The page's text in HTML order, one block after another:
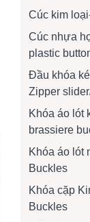
Cúc kim
Cúc nhựa
plastic
Đầu khóa
Zipper
Khóa áo lót
brassiere
Khóa áo lót
Buckles
Khóa cặp
Buckles